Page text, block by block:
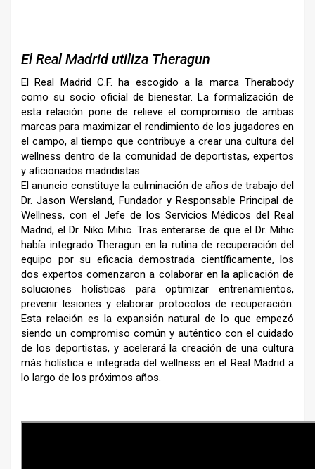
El Real Madrid utiliza Theragun
El Real Madrid C.F. ha escogido a la marca Therabody
como su socio oficial de bienestar. La formalización de
esta relación pone de relieve el compromiso de ambas
marcas para maximizar el rendimiento de los jugadores en
el campo, al tiempo que contribuye a crear una cultura del
wellness dentro de la comunidad de deportistas, expertos
y aficionados madridistas.
El anuncio constituye la culminación de años de trabajo del
Dr. Jason Wersland, Fundador y Responsable Principal de
Wellness, con el Jefe de los Servicios Médicos del Real
Madrid, el Dr. Niko Mihic. Tras enterarse de que el Dr. Mihic
había integrado Theragun en la rutina de recuperación del
equipo por su eficacia demostrada científicamente, los
dos expertos comenzaron a colaborar en la aplicación de
soluciones holísticas para optimizar entrenamientos,
prevenir lesiones y elaborar protocolos de recuperación.
Esta relación es la expansión natural de lo que empezó
siendo un compromiso común y auténtico con el cuidado
de los deportistas, y acelerará la creación de una cultura
más holística e integrada del wellness en el Real Madrid a
lo largo de los próximos años.